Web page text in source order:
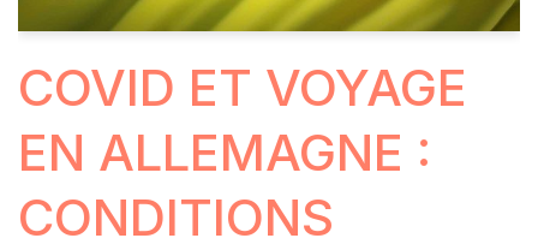
COVID ET VOYAGE
EN ALLEMAGNE :
CONDITIONS